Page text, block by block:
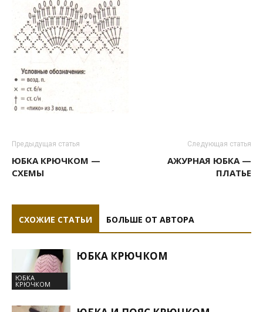
Предыдущая статья
ЮБКА КРЮЧКОМ —
СХЕМЫ
Следующая статья
АЖУРНАЯ ЮБКА —
ПЛАТЬЕ
СХОЖИЕ СТАТЬИ БОЛЬШЕ ОТ АВТОРА
ЮБКА
КРЮЧКОМ
ЮБКА КРЮЧКОМ